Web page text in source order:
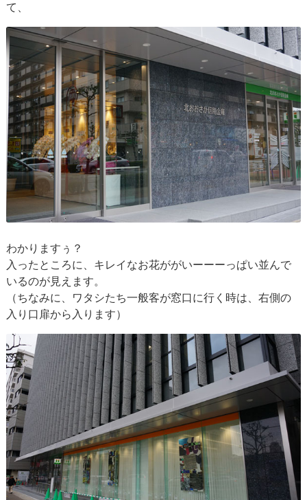
て、
わかりますぅ？
入ったところに、キレイなお花ががいーーーっぱい並んで
いるのが見えます。
（ちなみに、ワタシたち一般客が窓口に行く時は、右側の
入り口扉から入ります）